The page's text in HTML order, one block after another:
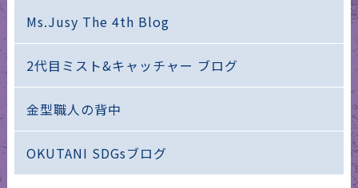
Ms.Jusy The 4th Blog
2代目ミスト&キャッチャー ブログ
金型職人の背中
OKUTANI SDGsブログ